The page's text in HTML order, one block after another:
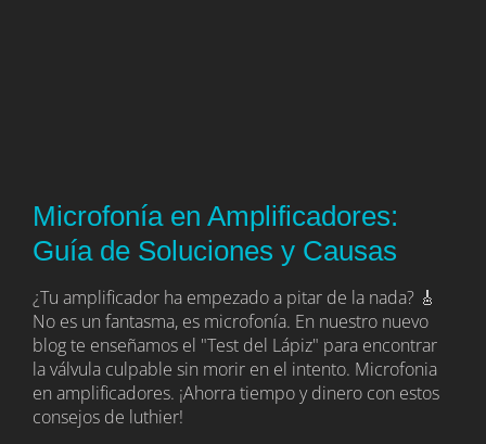
Microfonía en Amplificadores:
Guía de Soluciones y Causas
¿Tu amplificador ha empezado a pitar de la nada? 🎸
No es un fantasma, es microfonía. En nuestro nuevo
blog te enseñamos el "Test del Lápiz" para encontrar
la válvula culpable sin morir en el intento. Microfonia
en amplificadores. ¡Ahorra tiempo y dinero con estos
consejos de luthier!